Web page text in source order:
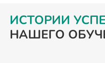
ИСТОРИИ
НАШЕГО